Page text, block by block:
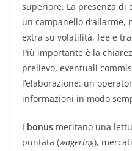
superiore. La presenza di
un campanello d’allarme,
extra su volatilità, fee e
Più importante è la
prelievo, eventuali
l’elaborazione: un
informazioni in modo
I bonus meritano una
puntata (wagering),